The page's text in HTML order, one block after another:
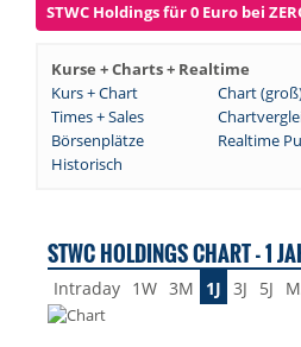
STWC Holdings für 0 Euro bei
Kurse + Charts + Realtime
Kurs + Chart
Chart
Times + Sales
Börsenplätze
Realtime
Historisch
STWC HOLDINGS CHART - 1
Intraday 1W 3M 1J 3J 5J